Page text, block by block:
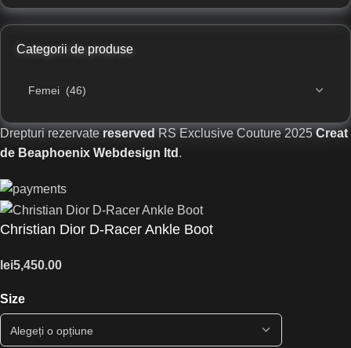
Categorii de produse
Drepturi rezervatereservedRS Exclusive Couture2025Creat
de Beaphoenix Webdesign ltd .
Christian Dior D-Racer Ankle Boot
lei5,450.00
Size